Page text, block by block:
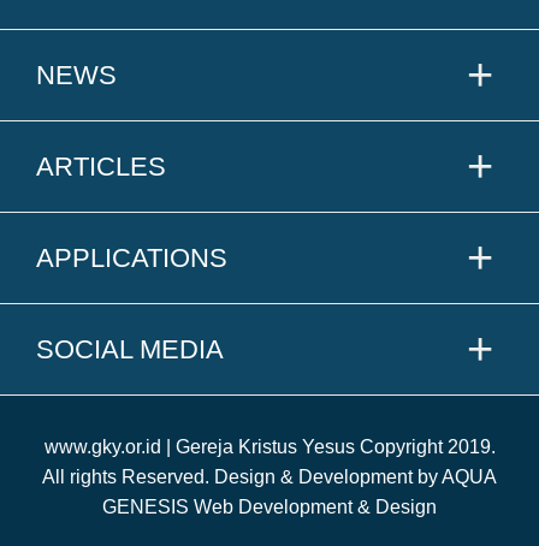
NEWS
ARTICLES
APPLICATIONS
SOCIAL MEDIA
www.gky.or.id | Gereja Kristus Yesus Copyright 2019.
All rights Reserved. Design & Development by AQUA
GENESIS Web Development & Design